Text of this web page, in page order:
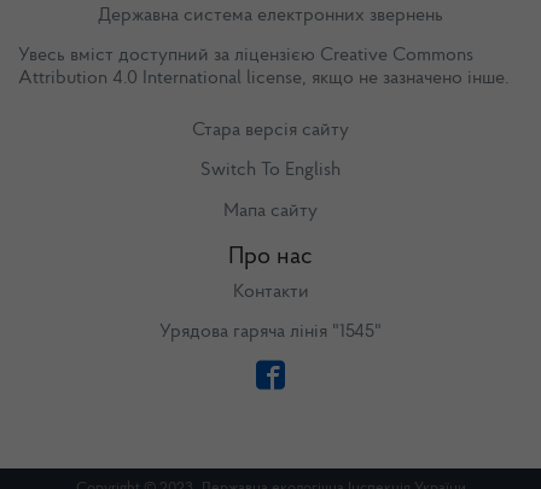
Державна система електронних звернень
Увесь вміст доступний за ліцензією Creative Commons
Attribution 4.0 International license, якщо не зазначено інше.
Стара версія сайту
Switch To English
Мапа сайту
Про нас
Контакти
Урядова гаряча лінія "1545"